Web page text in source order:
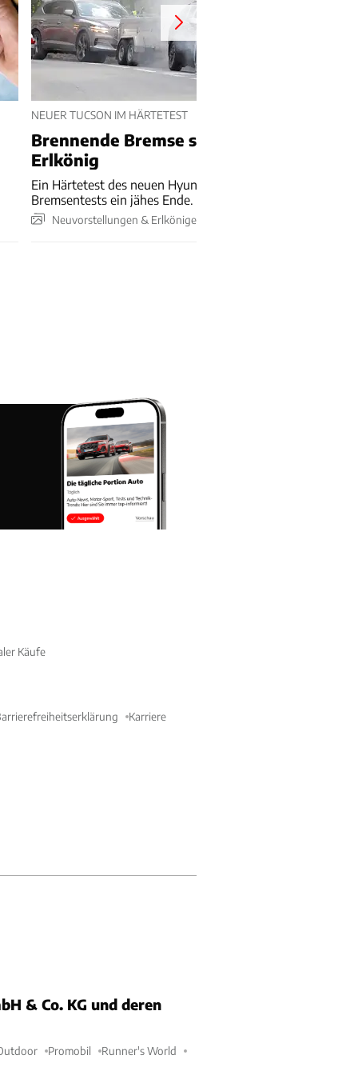
NEUER TUCSON IM HÄRTETEST
Brennende Bremse stoppt Hyundai-
Erlkönig
Ein Härtetest des neuen Hyundai Tucson fand bei
Bremsentests ein jähes Ende.
Neuvorstellungen & Erlkönige
Käufe
Karriere
& Co. KG und deren
Promobil Runner's World